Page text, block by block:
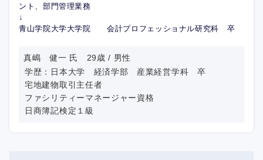
ント、部門管理業務
↓
青山学院大学大学院 会計プロフェッショナル研究科 卒
真嶋 健一 氏 29歳 / 男性
学歴：日本大学 経済学部 産業経営学科 卒
宅地建物取引主任者
ファシリティーマネージャー資格
日商簿記検定１級